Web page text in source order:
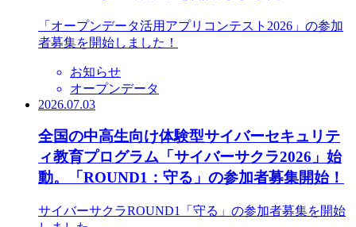
「オープンデータ活用アプリコンテスト2026」の参加
者募集を開始しました！
お知らせ
オープンデータ
2026.07.03
全国の中高生向け体験型サイバーセキュリテ
ィ教育プログラム「サイバーサクラ2026」始
動。「ROUND1：守る」の参加者募集開始！
サイバーサクラROUND1「守る」の参加者募集を開始